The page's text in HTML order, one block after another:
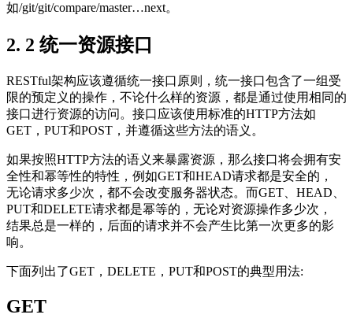
如/git/git/compare/master…next。
2. 2 统一资源接口
RESTful架构应该遵循统一接口原则，统一接口包含了一组受
限的预定义的操作，不论什么样的资源，都是通过使用相同的
接口进行资源的访问。接口应该使用标准的HTTP方法如
GET，PUT和POST，并遵循这些方法的语义。
如果按照HTTP方法的语义来暴露资源，那么接口将会拥有安
全性和幂等性的特性，例如GET和HEAD请求都是安全的，
无论请求多少次，都不会改变服务器状态。而GET、HEAD、
PUT和DELETE请求都是幂等的，无论对资源操作多少次，
结果总是一样的，后面的请求并不会产生比第一次更多的影
响。
下面列出了GET，DELETE，PUT和POST的典型用法:
GET